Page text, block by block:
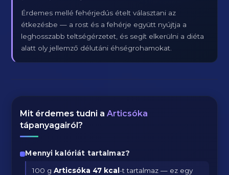
Érdemes mellé fehérjedús ételt választani az
étkezésbe — a rost és a fehérje együtt nyújtja a
leghosszabb teltségérzetet, és segít elkerülni a diéta
alatt oly jellemző délutáni éhségrohamokat.
Mit érdemes tudni aArticsóka
tápanyagairól?
Mennyi kalóriát tartalmaz?
100 gArticsóka 47 kcal-t tartalmaz — ez egy